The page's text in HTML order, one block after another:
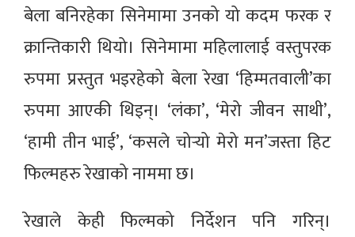
बेला बनिरहेका सिनेमामा उनको यो कदम फरक र
क्रान्तिकारी थियो। सिनेमामा महिलालाई वस्तुपरक
रुपमा प्रस्तुत भइरहेको बेला रेखा ‘हिम्मतवाली’का
रुपमा आएकी थिइन्। ‘लंका’, ‘मेरो जीवन साथी’,
‘हामी तीन भाई’, ‘कसले चोर्‍यो मेरो मन’जस्ता हिट
फिल्महरु रेखाको नाममा छ।
रेखाले केही फिल्मको निर्देशन पनि गरिन्।